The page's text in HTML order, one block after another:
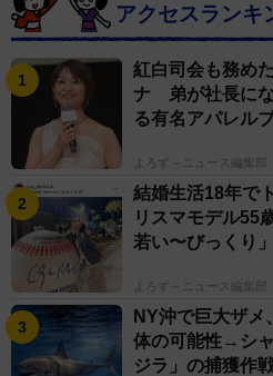
アクセスランキ
紅白司会も務め
ナ 弟が社長に
る有名アパレル
よろず～ニュース編集部
結婚生活18年で
リスマモデル
若い〜びっくり」
よろず～ニュース編集部
NY沖で巨大ザメ
体の可能性→シ
ジラ」の捕獲作